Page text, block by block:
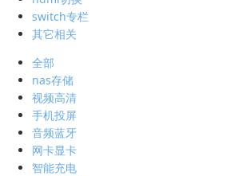
switch专栏
其它相关
全部
nas存储
视频高清
手机投屏
音频蓝牙
网卡显卡
智能充电